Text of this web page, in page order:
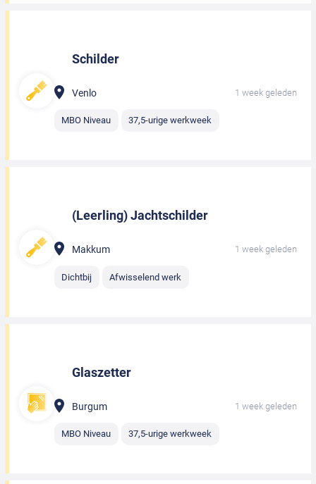
Schilder
Venlo 1 week geleden
MBO Niveau 37,5-urige werkweek
(Leerling) Jachtschilder
Makkum 1 week geleden
Dichtbij Afwisselend werk
Glaszetter
Burgum 1 week geleden
MBO Niveau 37,5-urige werkweek